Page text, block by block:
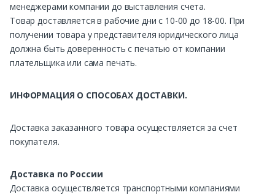
менеджерами компании до выставления счета.
Товар доставляется в рабочие дни с 10-00 до 18-00. При
получении товара у представителя юридического лица
должна быть доверенность с печатью от компании
плательщика или сама печать.
ИНФОРМАЦИЯ О СПОСОБАХ ДОСТАВКИ.
Доставка заказанного товара осуществляется за счет
покупателя.
Доставка по России
Доставка осуществляется транспортными компаниями